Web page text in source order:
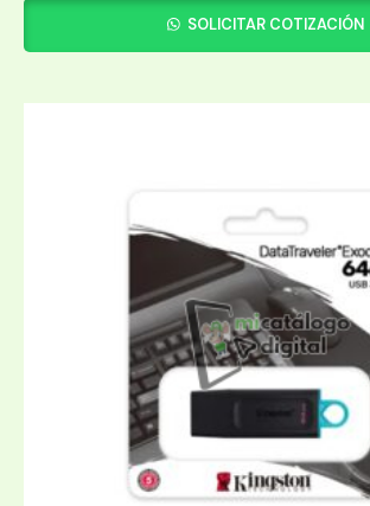
SOLICITAR COTIZACIÓN